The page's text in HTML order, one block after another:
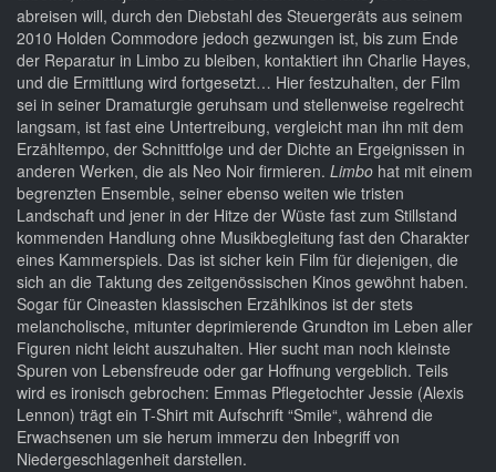
abreisen will, durch den Diebstahl des Steuergeräts aus seinem
2010 Holden Commodore jedoch gezwungen ist, bis zum Ende
der Reparatur in Limbo zu bleiben, kontaktiert ihn Charlie Hayes,
und die Ermittlung wird fortgesetzt… Hier festzuhalten, der Film
sei in seiner Dramaturgie geruhsam und stellenweise regelrecht
langsam, ist fast eine Untertreibung, vergleicht man ihn mit dem
Erzähltempo, der Schnittfolge und der Dichte an Ergeignissen in
anderen Werken, die als Neo Noir firmieren. Limbo hat mit einem
begrenzten Ensemble, seiner ebenso weiten wie tristen
Landschaft und jener in der Hitze der Wüste fast zum Stillstand
kommenden Handlung ohne Musikbegleitung fast den Charakter
eines Kammerspiels. Das ist sicher kein Film für diejenigen, die
sich an die Taktung des zeitgenössischen Kinos gewöhnt haben.
Sogar für Cineasten klassischen Erzählkinos ist der stets
melancholische, mitunter deprimierende Grundton im Leben aller
Figuren nicht leicht auszuhalten. Hier sucht man noch kleinste
Spuren von Lebensfreude oder gar Hoffnung vergeblich. Teils
wird es ironisch gebrochen: Emmas Pflegetochter Jessie (Alexis
Lennon) trägt ein T-Shirt mit Aufschrift “Smile“, während die
Erwachsenen um sie herum immerzu den Inbegriff von
Niedergeschlagenheit darstellen.